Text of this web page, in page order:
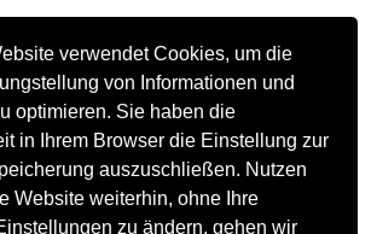
verwendet Cookies, um die
von Informationen und
optimieren. Sie haben die
in Ihrem Browser die Einstellung zur
auszuschließen. Nutzen
Website weiterhin, ohne Ihre
zu ändern, gehen wir